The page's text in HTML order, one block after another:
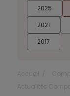
2025
2021
2017